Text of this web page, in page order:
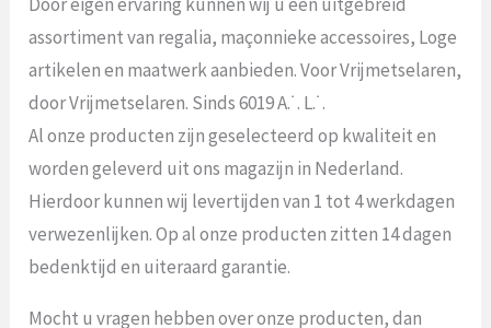
assortiment van regalia, maçonnieke accessoires, Loge
artikelen en maatwerk aanbieden. Voor Vrijmetselaren,
door Vrijmetselaren. Sinds 6019 A.˙. L.˙.
Al onze producten zijn geselecteerd op kwaliteit en
worden geleverd uit ons magazijn in Nederland.
Hierdoor kunnen wij levertijden van 1 tot 4 werkdagen
verwezenlijken. Op al onze producten zitten 14 dagen
bedenktijd en uiteraard garantie.
Mocht u vragen hebben over onze producten, dan